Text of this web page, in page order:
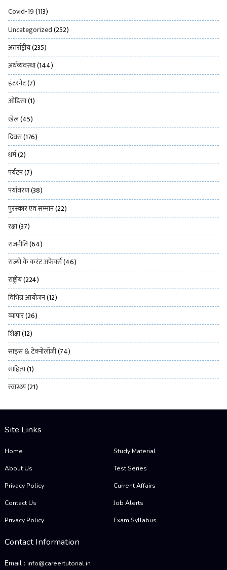
Covid-19(113)
Uncategorized(252)
अंतर्राष्ट्रीय(235)
अर्थव्यवस्था(144)
इंटरनेट(7)
ओड़िसा(1)
खेल(45)
दिवस(176)
धर्म(2)
पर्यटन(7)
पर्यावरण(38)
पुरस्कार एवं सम्मान(22)
रक्षा(37)
राजनीति(64)
राज्यों के करंट अफेयर्स(46)
राष्ट्रीय(224)
विभिन्न आयोजन(12)
व्यापार(26)
शिक्षा(12)
साइंस & टेक्नोलॉजी(74)
साहित्य(1)
स्वास्थ्य(21)
Site Links
Home
About Us
Privacy Policy
Contact Us
Privacy Policy
Study Material
Test Series
Current Affairs
Job Alerts
Exam Syllabus
Contact Information
Email : info@careertutorial.in